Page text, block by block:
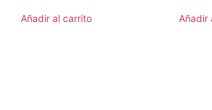
Añadir al carrito Añadir